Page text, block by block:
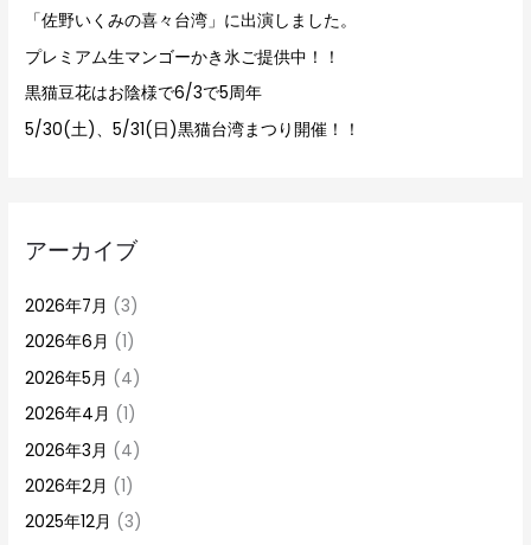
「佐野いくみの喜々台湾」に出演しました。
プレミアム生マンゴーかき氷ご提供中！！
黒猫豆花はお陰様で6/3で5周年
5/30(土)、5/31(日)黒猫台湾まつり開催！！
アーカイブ
2026年7月 (3)
2026年6月 (1)
2026年5月 (4)
2026年4月 (1)
2026年3月 (4)
2026年2月 (1)
2025年12月 (3)